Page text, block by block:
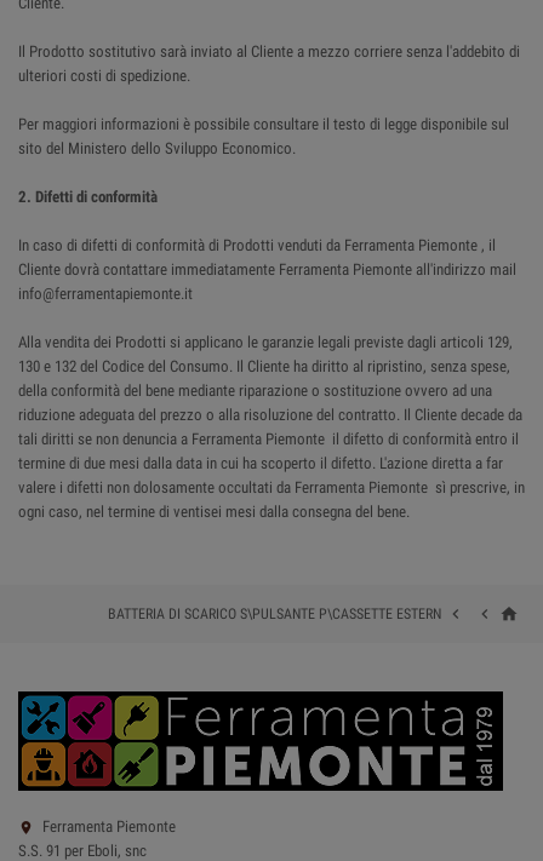
Il Prodotto sostitutivo sarà inviato al Cliente a mezzo corriere senza l'addebito di
ulteriori costi di spedizione.
Per maggiori informazioni è possibile consultare il testo di legge disponibile sul
sito del Ministero dello Sviluppo Economico.
2. Difetti di conformità
In caso di difetti di conformità di Prodotti venduti da Ferramenta Piemonte , il
Cliente dovrà contattare immediatamente Ferramenta Piemonte all'indirizzo mail
info@ferramentapiemonte.it
Alla vendita dei Prodotti si applicano le garanzie legali previste dagli articoli 129,
130 e 132 del Codice del Consumo. Il Cliente ha diritto al ripristino, senza spese,
della conformità del bene mediante riparazione o sostituzione ovvero ad una
riduzione adeguata del prezzo o alla risoluzione del contratto. Il Cliente decade da
tali diritti se non denuncia a Ferramenta Piemonte il difetto di conformità entro il
termine di due mesi dalla data in cui ha scoperto il difetto. L'azione diretta a far
valere i difetti non dolosamente occultati da Ferramenta Piemonte sì prescrive, in
ogni caso, nel termine di ventisei mesi dalla consegna del bene.
home


BATTERIA DI SCARICO S\PULSANTE P\CASSETTE ESTERN

Ferramenta Piemonte
S.S. 91 per Eboli, snc